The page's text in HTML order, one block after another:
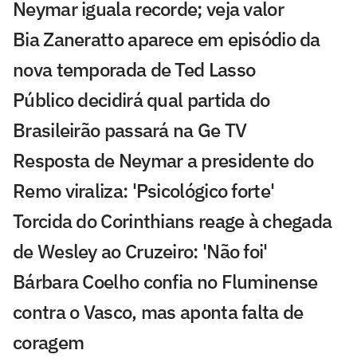
Neymar iguala recorde; veja valor
Bia Zaneratto aparece em episódio da
nova temporada de Ted Lasso
Público decidirá qual partida do
Brasileirão passará na Ge TV
Resposta de Neymar a presidente do
Remo viraliza: 'Psicológico forte'
Torcida do Corinthians reage à chegada
de Wesley ao Cruzeiro: 'Não foi'
Bárbara Coelho confia no Fluminense
contra o Vasco, mas aponta falta de
coragem